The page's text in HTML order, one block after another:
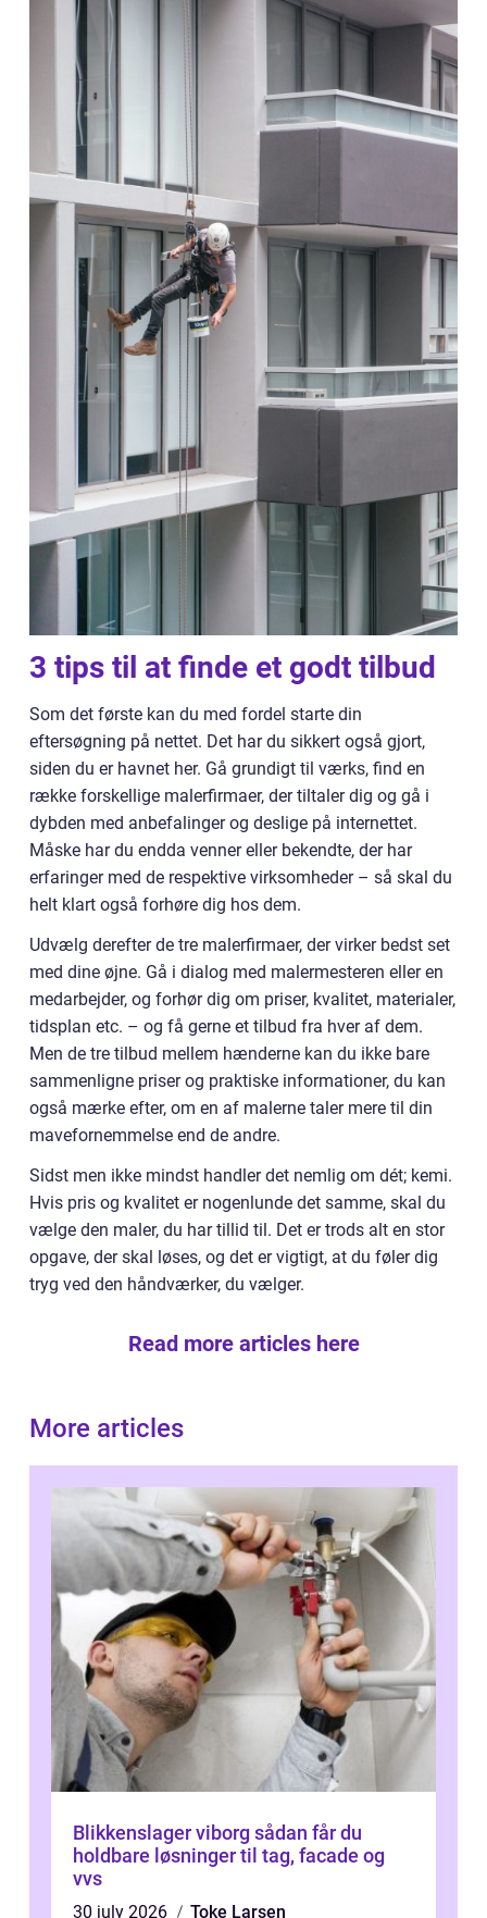
3 tips til at finde et godt tilbud
Som det første kan du med fordel starte din
eftersøgning på nettet. Det har du sikkert også gjort,
siden du er havnet her. Gå grundigt til værks, find en
række forskellige malerfirmaer, der tiltaler dig og gå i
dybden med anbefalinger og deslige på internettet.
Måske har du endda venner eller bekendte, der har
erfaringer med de respektive virksomheder – så skal du
helt klart også forhøre dig hos dem.
Udvælg derefter de tre malerfirmaer, der virker bedst set
med dine øjne. Gå i dialog med malermesteren eller en
medarbejder, og forhør dig om priser, kvalitet, materialer,
tidsplan etc. – og få gerne et tilbud fra hver af dem.
Men de tre tilbud mellem hænderne kan du ikke bare
sammenligne priser og praktiske informationer, du kan
også mærke efter, om en af malerne taler mere til din
mavefornemmelse end de andre.
Sidst men ikke mindst handler det nemlig om dét; kemi.
Hvis pris og kvalitet er nogenlunde det samme, skal du
vælge den maler, du har tillid til. Det er trods alt en stor
opgave, der skal løses, og det er vigtigt, at du føler dig
tryg ved den håndværker, du vælger.
Read more articles here
More articles
Blikkenslager viborg sådan får du
holdbare løsninger til tag, facade og
vvs
30 july 2026 Toke Larsen